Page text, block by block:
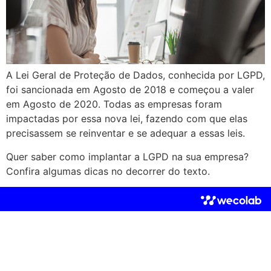
A Lei Geral de Proteção de Dados, conhecida por LGPD,
foi sancionada em Agosto de 2018 e começou a valer
em Agosto de 2020. Todas as empresas foram
impactadas por essa nova lei, fazendo com que elas
precisassem se reinventar e se adequar a essas leis.
Quer saber como implantar a LGPD na sua empresa?
Confira algumas dicas no decorrer do texto.